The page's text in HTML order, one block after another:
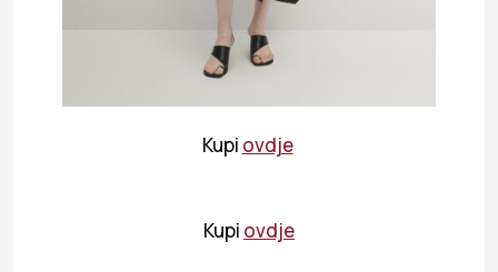
Kupi ovdje
Kupi ovdje